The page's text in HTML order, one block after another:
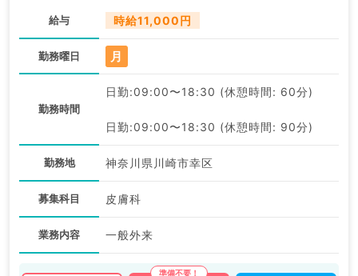
給与 時給11,000円
勤務曜日 月
勤務時間
日勤:09:00〜18:30 (休憩時間: 60分)
日勤:09:00〜18:30 (休憩時間: 90分)
勤務地 神奈川県川崎市幸区
募集科目 皮膚科
業務内容 一般外来